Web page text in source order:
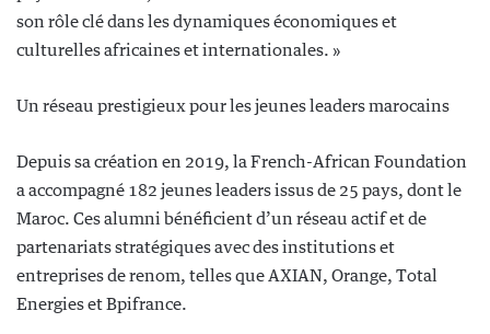
son rôle clé dans les dynamiques économiques et
culturelles africaines et internationales. »
Un réseau prestigieux pour les jeunes leaders marocains
Depuis sa création en 2019, la French-African Foundation
a accompagné 182 jeunes leaders issus de 25 pays, dont le
Maroc. Ces alumni bénéficient d’un réseau actif et de
partenariats stratégiques avec des institutions et
entreprises de renom, telles que AXIAN, Orange, Total
Energies et Bpifrance.